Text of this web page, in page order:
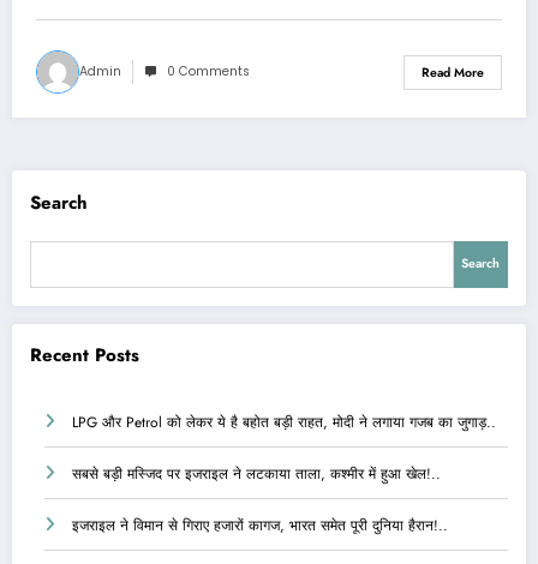
Admin 0 Comments Read More
Search
Search
Recent Posts
LPG और Petrol को लेकर ये है बहोत बड़ी राहत, मोदी ने लगाया गजब का जुगाड़..
सबसे बड़ी मस्जिद पर इजराइल ने लटकाया ताला, कश्मीर में हुआ खेल!..
इजराइल ने विमान से गिराए हजारों कागज, भारत समेत पूरी दुनिया हैरान!..